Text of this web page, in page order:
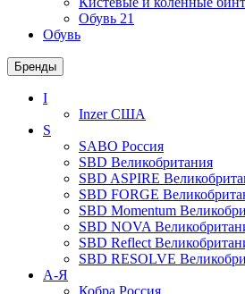
Обувь 21
Обувь
Бренды
I
InzerСША
S
SABO Россия
SBD Великобритания
SBD ASPIRE
SBD FORGE
SBD Momentum
SBD NOVA
SBD Reflect
SBD RESOLVE
А-Я
Кобра Россия